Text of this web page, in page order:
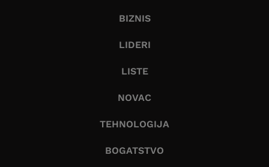
BIZNIS
LIDERI
LISTE
NOVAC
TEHNOLOGIJA
BOGATSTVO